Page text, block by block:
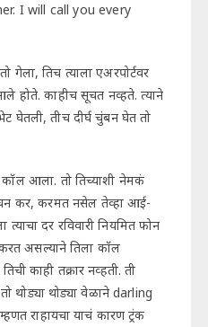
I will call you every
गेला, तिच त्याला एअरपोर्टवर
होते. काहीच सूचत नव्हते. त्याने
घेतली, तीच दीर्घ चुंबन घेत तो
कॉल आला. तो तिच्याशी नेमकं
कर, करमत नसेल तेव्हा आई-
दर रविवारी नियमित फोन
असल्याने तिला कॉल
काही तक्रार नव्हती. ती
थोड्या थोड्या वेळाने darling
राहायचा याचं कारण ट्रंक